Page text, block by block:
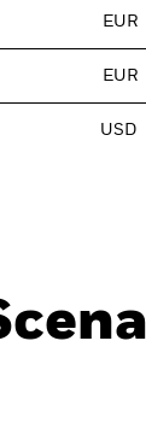
EUR
EUR
USD